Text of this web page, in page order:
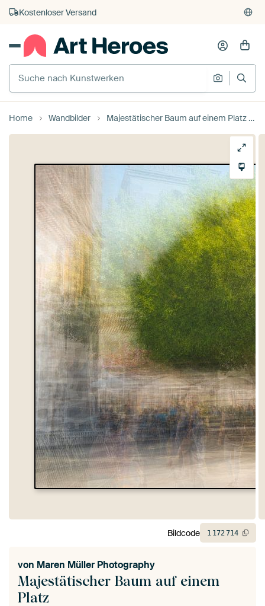
Kauf auf Rechnung
Individueller Druck auf Bestellung
Home Wandbilder Majestätischer Baum auf einem Platz von Maren Müller Photography
Majestätischer Baum auf einem
Platz
von Maren Müller Photography
Bildcode 1 172714